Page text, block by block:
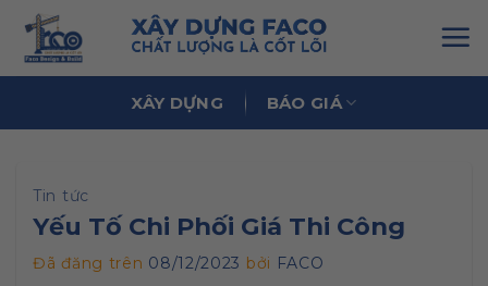
Chuyển
đến
nội
XÂY DỰNG BÁO GIÁ
Tin tức
Yếu Tố Chi Phối Giá Thi Công
Đã đăng trên 08/12/2023 bởi FACO